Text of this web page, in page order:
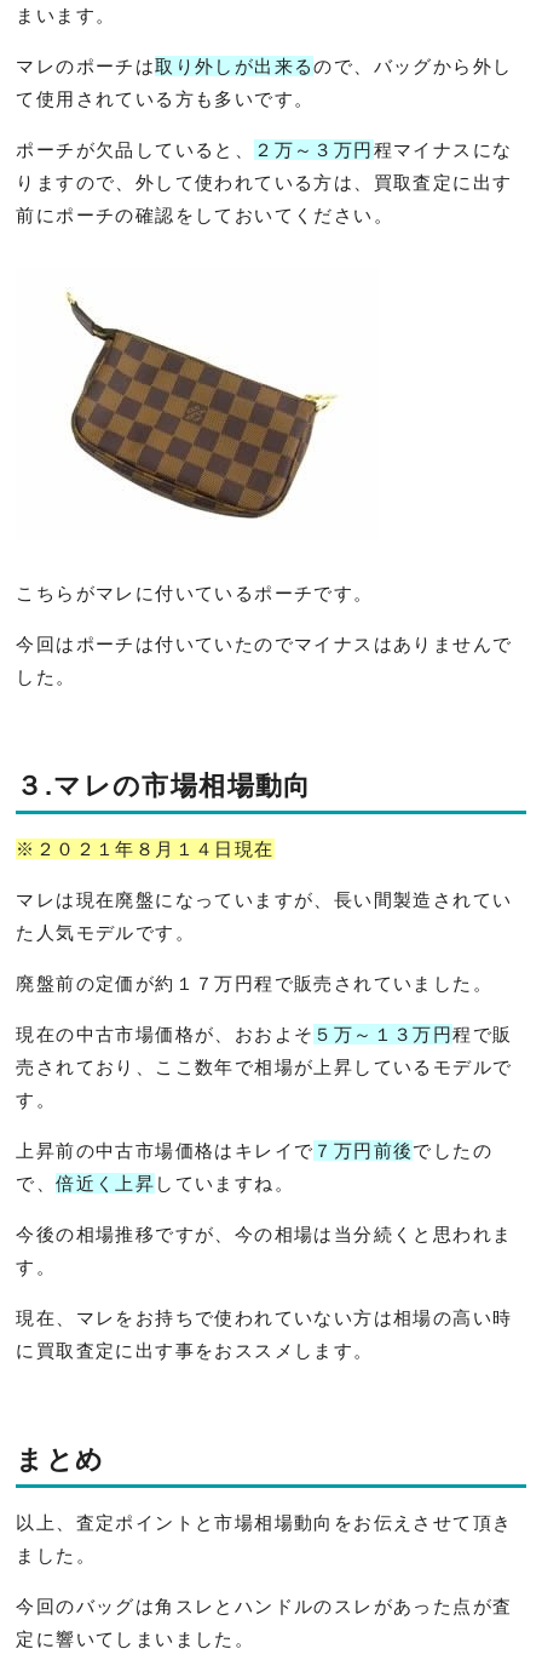
まいます。
マレのポーチは取り外しが出来るので、バッグから外し
て使用されている方も多いです。
ポーチが欠品していると、 ２万～３万円程マイナスにな
りますので、外して使われている方は、買取査定に出す
前にポーチの確認をしておいてください。
こちらがマレに付いているポーチです。
今回はポーチは付いていたのでマイナスはありませんで
した。
３.マレの市場相場動向
※２０２１年８月１４日現在
マレは現在廃盤になっていますが、長い間製造されてい
た人気モデルです。
廃盤前の定価が約１７万円程で販売されていました。
現在の中古市場価格が、おおよそ ５万～１３万円程で販
売されており、ここ数年で相場が上昇しているモデルで
す。
上昇前の中古市場価格はキレイで ７万円前後でしたの
で、倍近く上昇 していますね。
今後の相場推移ですが、今の相場は当分続くと思われま
す。
現在、マレをお持ちで使われていない方は相場の高い時
に買取査定に出す事をおススメします。
まとめ
以上、査定ポイントと市場相場動向をお伝えさせて頂き
ました。
今回のバッグは角スレとハンドルのスレがあった点が査
定に響いてしまいました。